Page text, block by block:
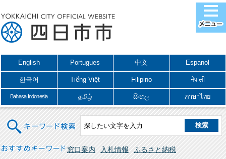
English Portugues 中文 Espanol
한국어 Tiếng Việt Filipino नेपाली
Bahasa Indonesia தமிழ் සිංහල ภาษาไทย
キーワード検索
おすすめキーワード 窓口案内 入札情報
ふるさと納税